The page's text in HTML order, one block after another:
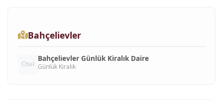
Bahçelievler
Bahçelievler Günlük Kiralık Daire
Günlük Kiralık